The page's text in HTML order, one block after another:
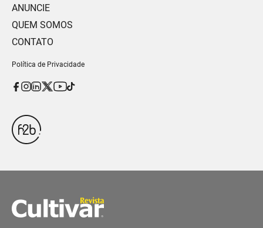
ANUNCIE
QUEM SOMOS
CONTATO
Política de Privacidade